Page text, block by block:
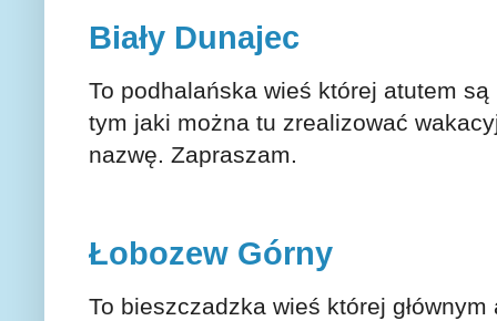
Biały Dunajec
To podhalańska wieś której atutem
tym jaki można tu zrealizować
nazwę. Zapraszam.
Łobozew Górny
To bieszczadzka wieś której